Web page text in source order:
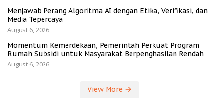
Menjawab Perang Algoritma AI dengan Etika, Verifikasi, dan
Media Tepercaya
August 6, 2026
Momentum Kemerdekaan, Pemerintah Perkuat Program
Rumah Subsidi untuk Masyarakat Berpenghasilan Rendah
August 6, 2026
View More